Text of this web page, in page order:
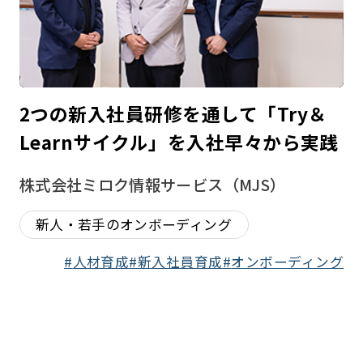
2つの新入社員研修を通して「Try＆
Learnサイクル」を入社早々から実践
株式会社ミロク情報サービス（MJS）
新人・若手のオンボーディング
人材育成 新入社員育成 オンボーディング